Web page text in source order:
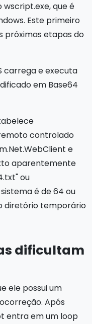
que é
Este primeiro
próximas etapas do
carrega e executa
em Base64
controlado
e
aparentemente
ou
é de 64 ou
diretório temporário
dificultam
ele possui um
Após
entra em um loop